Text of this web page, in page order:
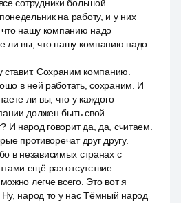
сотрудники большой
на работу, и у них
что нашу компанию надо
ли вы, что нашу компанию надо
ставит. Сохраним компанию.
в ней работать, сохраним. И
ли вы, что у каждого
должен быть свой
И народ говорит да, да, считаем.
противоречат друг другу.
в независимых странах с
ещё раз отсутствие
легче всего. Это вот я
Ну, народ то у нас Тёмный народ